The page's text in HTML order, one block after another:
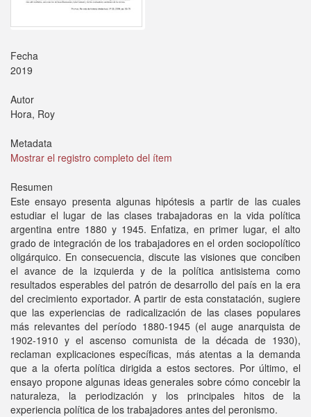
Fecha
2019
Autor
Hora, Roy
Metadata
Mostrar el registro completo del ítem
Resumen
Este ensayo presenta algunas hipótesis a partir de las cuales
estudiar el lugar de las clases trabajadoras en la vida política
argentina entre 1880 y 1945. Enfatiza, en primer lugar, el alto
grado de integración de los trabajadores en el orden sociopolítico
oligárquico. En consecuencia, discute las visiones que conciben
el avance de la izquierda y de la política antisistema como
resultados esperables del patrón de desarrollo del país en la era
del crecimiento exportador. A partir de esta constatación, sugiere
que las experiencias de radicalización de las clases populares
más relevantes del período 1880-1945 (el auge anarquista de
1902-1910 y el ascenso comunista de la década de 1930),
reclaman explicaciones específicas, más atentas a la demanda
que a la oferta política dirigida a estos sectores. Por último, el
ensayo propone algunas ideas generales sobre cómo concebir la
naturaleza, la periodización y los principales hitos de la
experiencia política de los trabajadores antes del peronismo.